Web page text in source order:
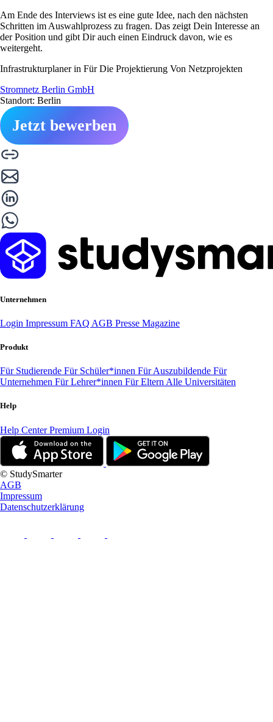
Am Ende des Interviews ist es eine gute Idee, nach den nächsten
Schritten im Auswahlprozess zu fragen. Das zeigt Dein Interesse an
der Position und gibt Dir auch einen Eindruck davon, wie es
weitergeht.
Infrastrukturplaner in Für Die Projektierung Von Netzprojekten
Stromnetz Berlin GmbH
Standort: Berlin
Jetzt bewerben
Unternehmen
Login Impressum FAQ AGB Presse Magazine
Produkt
Für Studierende Für Schüler*innen Für Auszubildende Für
Unternehmen Für Lehrer*innen Für Eltern Alle Universitäten
Help
Help CenterPremium Login
© StudySmarter
AGB
Impressum
Datenschutzerklärung